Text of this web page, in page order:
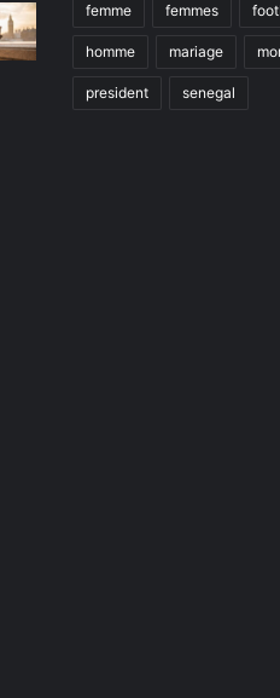
femme femmes
homme mariage
president senegal